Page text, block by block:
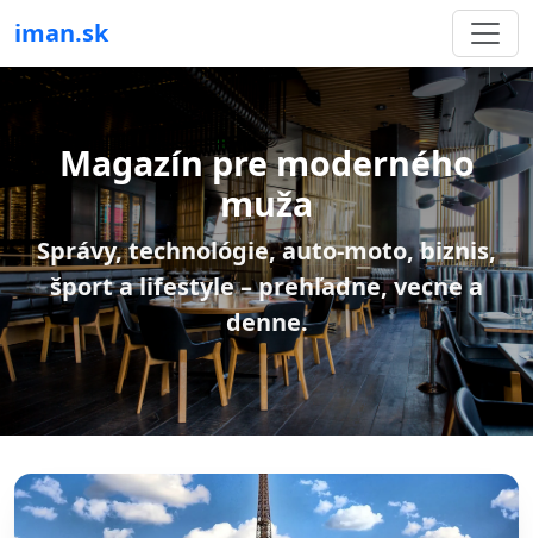
iman.sk
Magazín pre moderného
muža
Správy, technológie, auto-moto, biznis,
šport a lifestyle – prehľadne, vecne a
denne.